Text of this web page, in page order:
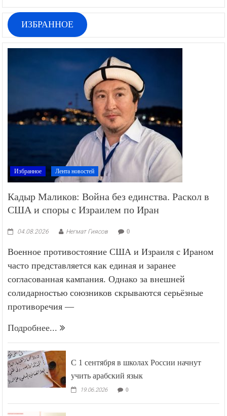
ИЗБРАННОЕ
Избранное Лента новостей
Кадыр Маликов: Война без единства. Раскол в
США и споры с Израилем по Иран
04.08.2026 Негмат Гиясов 0
Военное противостояние США и Израиля с Ираном
часто представляется как единая и заранее
согласованная кампания. Однако за внешней
солидарностью союзников скрываются серьёзные
противоречия —
Подробнее...
С 1 сентября в школах России начнут
учить арабский язык
19.06.2026 0